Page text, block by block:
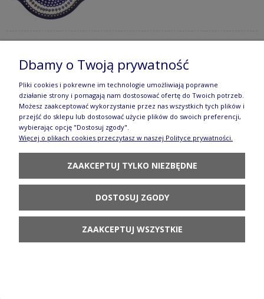
Taca patera ø 33,5 cm Bolesławiec GU1333DEK37
POWIADOM O
DOSTĘPNOŚCI
Taca patera ø 33,5 cm Bolesławiec GU1333DEK41
205,90 zł
Dbamy o Twoją prywatność
Pliki cookies i pokrewne im technologie umożliwiają poprawne
działanie strony i pomagają nam dostosować ofertę do Twoich potrzeb.
Możesz zaakceptować wykorzystanie przez nas wszystkich tych plików i
przejść do sklepu lub dostosować użycie plików do swoich preferencji,
wybierając opcję "Dostosuj zgody".
Więcej o plikach cookies przeczytasz w naszej Polityce prywatności.
ZAAKCEPTUJ TYLKO NIEZBĘDNE
DOSTOSUJ ZGODY
ZAAKCEPTUJ WSZYSTKIE